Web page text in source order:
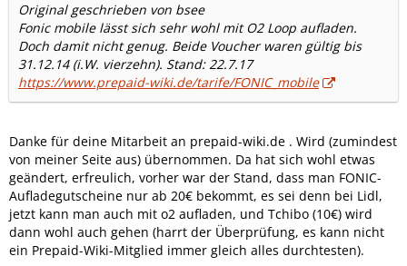
Original geschrieben von bsee
Fonic mobile lässt sich sehr wohl mit O2 Loop aufladen.
Doch damit nicht genug. Beide Voucher waren gültig bis
31.12.14 (i.W. vierzehn). Stand: 22.7.17
https://www.prepaid-wiki.de/tarife/FONIC_mobile
Danke für deine Mitarbeit an prepaid-wiki.de . Wird (zumindest
von meiner Seite aus) übernommen. Da hat sich wohl etwas
geändert, erfreulich, vorher war der Stand, dass man FONIC-
Aufladegutscheine nur ab 20€ bekommt, es sei denn bei Lidl,
jetzt kann man auch mit o2 aufladen, und Tchibo (10€) wird
dann wohl auch gehen (harrt der Überprüfung, es kann nicht
ein Prepaid-Wiki-Mitglied immer gleich alles durchtesten).